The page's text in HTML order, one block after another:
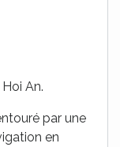
An.
par une
en